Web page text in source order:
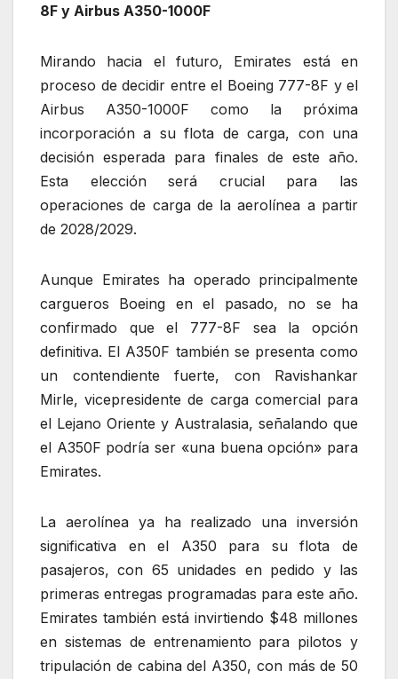
8F y Airbus A350-1000F
Mirando hacia el futuro, Emirates está en
proceso de decidir entre el Boeing 777-8F y el
Airbus A350-1000F como la próxima
incorporación a su flota de carga, con una
decisión esperada para finales de este año.
Esta elección será crucial para las
operaciones de carga de la aerolínea a partir
de 2028/2029.
Aunque Emirates ha operado principalmente
cargueros Boeing en el pasado, no se ha
confirmado que el 777-8F sea la opción
definitiva. El A350F también se presenta como
un contendiente fuerte, con Ravishankar
Mirle, vicepresidente de carga comercial para
el Lejano Oriente y Australasia, señalando que
el A350F podría ser «una buena opción» para
Emirates.
La aerolínea ya ha realizado una inversión
significativa en el A350 para su flota de
pasajeros, con 65 unidades en pedido y las
primeras entregas programadas para este año.
Emirates también está invirtiendo $48 millones
en sistemas de entrenamiento para pilotos y
tripulación de cabina del A350, con más de 50